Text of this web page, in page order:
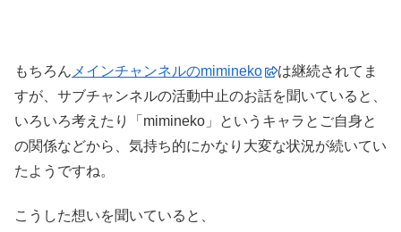
もちろん メインチャンネルのmimineko
は継続されてま
すが、サブチャンネルの活動中止のお話を聞いていると、
いろいろ考えたり「mimineko」というキャラとご自身と
の関係などから、気持ち的にかなり大変な状況が続いてい
たようですね。
こうした想いを聞いていると、